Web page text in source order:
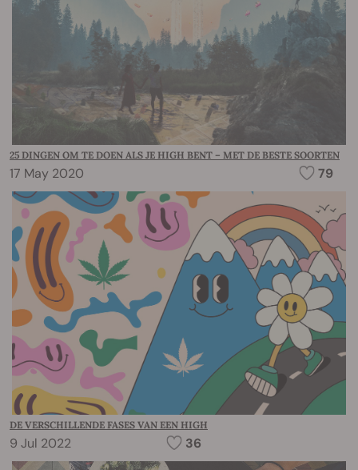
25 DINGEN OM TE DOEN ALS JE HIGH BENT – MET DE BESTE SOORTEN
17 May 2020 79
DE VERSCHILLENDE FASES VAN EEN HIGH
9 Jul 2022 36